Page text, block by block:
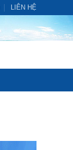
LIÊN HỆ